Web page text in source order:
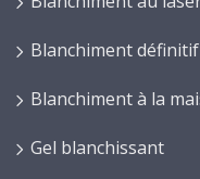
Blanchiment définitif
Blanchiment à la
Gel blanchissant